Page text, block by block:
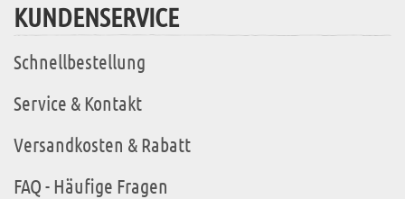
KUNDENSERVICE
Schnellbestellung
Service & Kontakt
Versandkosten & Rabatt
FAQ - Häufige Fragen